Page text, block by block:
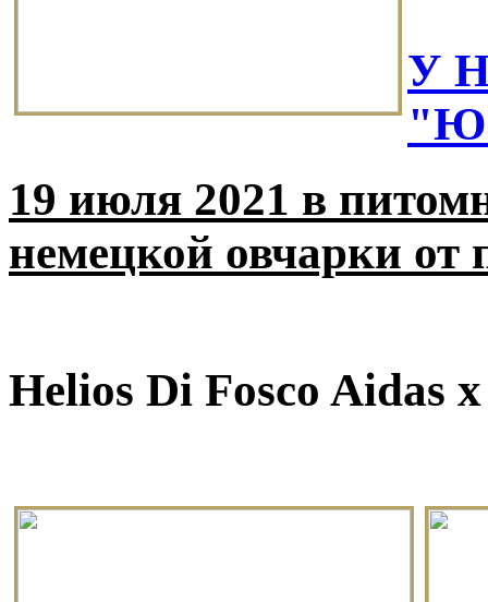
У
19 июля 2021 в
немецкой овчарки от
Helios Di Fosco Aidas